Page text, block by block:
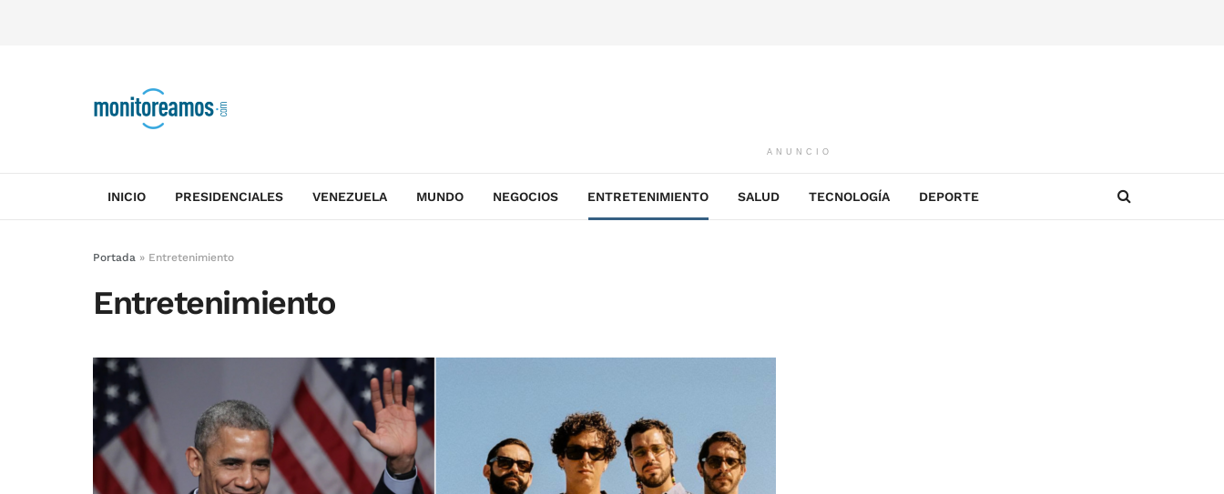
ANUNCIO
INICIO PRESIDENCIALES VENEZUELA MUNDO NEGOCIOS ENTRETENIMIENTO SALUD TECNOLOGÍA DEPORTE
Portada » Entretenimiento
Entretenimiento